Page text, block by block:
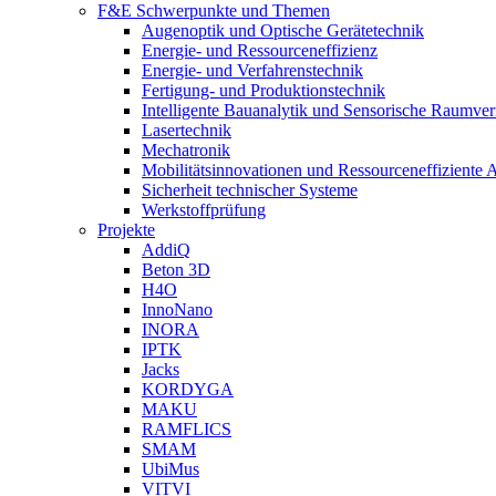
F&E Schwerpunkte und Themen
Augenoptik und Optische Gerätetechnik
Energie- und Ressourceneffizienz
Energie- und Verfahrenstechnik
Fertigung- und Produktionstechnik
Intelligente Bauanalytik und Sensorische
Lasertechnik
Mechatronik
Mobilitätsinnovationen und Ressourceneffiziente
Sicherheit technischer Systeme
Werkstoffprüfung
Projekte
AddiQ
Beton 3D
H4O
InnoNano
INORA
IPTK
Jacks
KORDYGA
MAKU
RAMFLICS
SMAM
UbiMus
VITVI